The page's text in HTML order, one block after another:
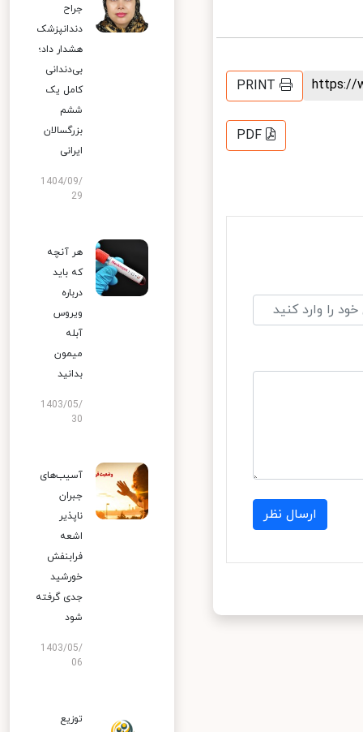
PRINT
PDF
ارسال نظر
جراح
دندانپزشک
هشدار داد؛
بی‌دندانی
کامل یک
ششم
بزرگسالان
ایرانی
1404/09/
29
هر آنچه
که باید
درباره
ویروس
آبله
میمون
بدانید
1403/05/
30
آسیب‌های
جبران
ناپذیر
اشعه
فرابنفش
خورشید
جدی گرفته
شود
1403/05/
06
توزیع